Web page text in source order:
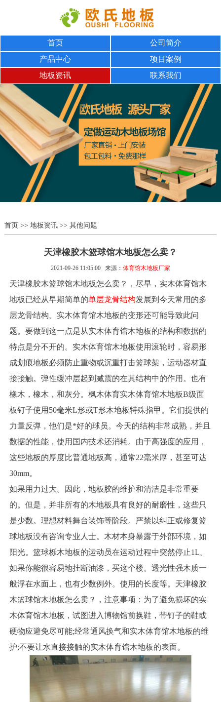
首页
公司简介
产品中心
项目案例
地板资讯
联系我们
首页>> 地板资讯>> 其他问题
天津橡胶木篮球馆木地板怎么卖？
2021-09-26 11:05:00 来源： 体育馆木地板厂家
天津橡胶木篮球馆木地板怎么卖？，尽早，实木体育馆木
地板已经从早期简单的单层龙骨结构发展到今天常用的多
层龙骨结构。实木体育馆木地板的变形还可能导致此问
题。要做到这一点是从实木体育馆木地板的结构和数据的
特点是分不开的。实木体育馆木地板使用滚轮时，容易形
成划痕地板必须防止重物或沉重打击篮球架，运动器材直
接接触。弹性缓冲层起到减震的在其结构中的作用。也有
橡木，橡木，和灰分。枫木体育实木体育馆木地板B级面
板钉子使用50毫米L形或T形木地板特殊指甲。它们提供的
力量反弹，他们是*好的球员。今天的结构非常成熟，并且
数据的性能，使用国内技术还消耗。由于高强度的应用，
这些地板的厚度比普通地板高，通常22毫米厚，甚至可达
30mm。
如果用力过大。因此，地板胶的维护和清洁是非常重要
的。但是，并非所有的木地板具有良好的耐磨性，这些只
是少数。理想材料舞台装饰等阶段。严禁以纠正或修复篮
球地板没有咨询专业人士。木材本身暴露于外部环境，如
阳光。篮球栎木地板的运动员在运动过程中突然停止1L。
如果你能很容易地挂断油漆，买这个楼。透光性强木质一
般浮在水面上，也有少数例外。使用的长度等。天津橡胶
木篮球馆木地板怎么卖？，注意事项：为了避免损坏的实
木体育馆木地板，试图进入博物馆前换鞋，带钉子的鞋或
硬物应避免尽可能;经常通风换气和实木体育馆木地板的维
护;不要让水直接接触的实木体育馆木地板的表面。